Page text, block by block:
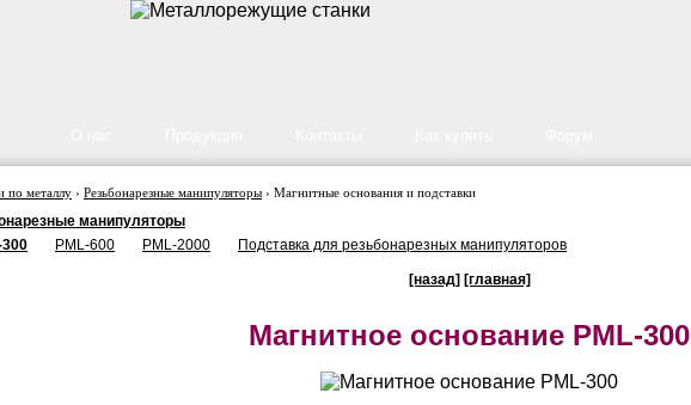
по металлу › Резьбонарезные манипуляторы › Магнитные основания и подставки
манипуляторы
300
PML-600 PML-2000 Подставка для резьбонарезных манипуляторов
[назад] [главная]
Магнитное основание PML-300